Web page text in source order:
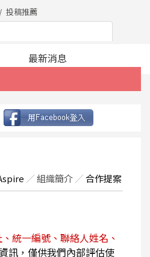
投稿推薦
最新消息
／組織簡介 ／合作提案
統一編號、聯絡人姓名、
訊，僅供我們內部評估使